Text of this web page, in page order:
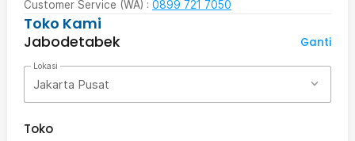
Customer Service (WA) : 0899 721 7050
Toko Kami
Jabodetabek
Ganti
Lokasi
Jakarta Pusat
Toko